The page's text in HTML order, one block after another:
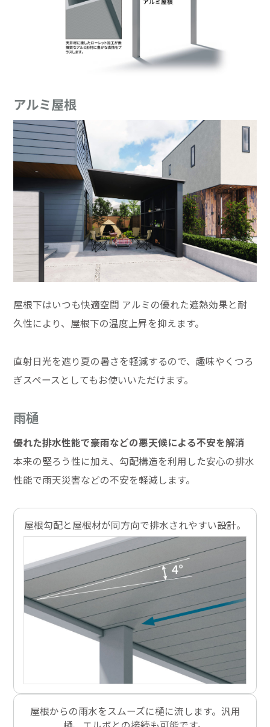
アルミ屋根
屋根下はいつも快適空間 アルミの優れた遮熱効果と耐
久性により、屋根下の温度上昇を抑えます。
直射日光を遮り夏の暑さを軽減するので、趣味やくつろ
ぎスペースとしてもお使いいただけます。
雨樋
優れた排水性能で豪雨などの悪天候による不安を解消
本来の堅ろう性に加え、勾配構造を利用した安心の排水
性能で雨天災害などの不安を軽減します。
屋根勾配と屋根材が同方向で排水されやすい設計。
屋根からの雨水をスムーズに樋に流します。汎用